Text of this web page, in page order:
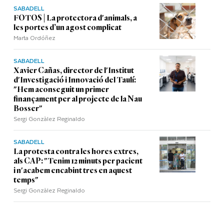
SABADELL
FOTOS | La protectora d'animals, a
les portes d’un agost complicat
Marta Ordóñez
SABADELL
Xavier Cañas, director de l'Institut
d'Investigació i Innovació del Taulí:
"Hem aconseguit un primer
finançament per al projecte de la Nau
Bosser"
Sergi Gonzàlez Reginaldo
SABADELL
La protesta contra les hores extres,
als CAP: "Tenim 12 minuts per pacient
i n'acabem encabint tres en aquest
temps"
Sergi Gonzàlez Reginaldo